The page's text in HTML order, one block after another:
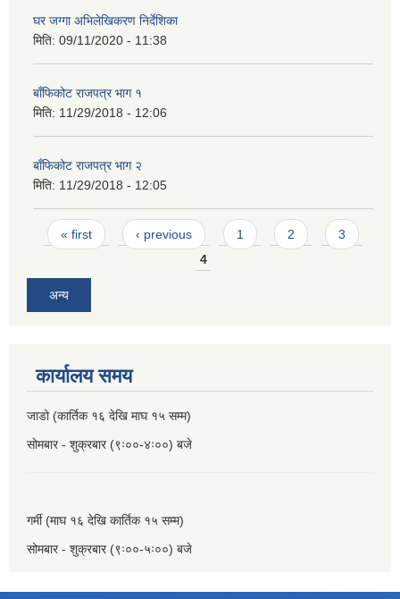
घर जग्गा अभिलेखिकरण निर्देशिका
मिति: 09/11/2020 - 11:38
बाँफिकोट राजपत्र भाग १
मिति: 11/29/2018 - 12:06
बाँफिकोट राजपत्र भाग २
मिति: 11/29/2018 - 12:05
Pages
« first ‹ previous 1 2
3
4
अन्य
कार्यालय समय
जाडो (कार्तिक १६ देखि माघ १५ सम्म)
सोमबार - शुक्रबार (९ः००-४ः००) बजे
गर्मी (माघ १६ देखि कार्तिक १५ सम्म)
सोमबार - शुक्रबार (९ः००-५ः००) बजे